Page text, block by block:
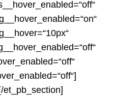
et_pb_section]